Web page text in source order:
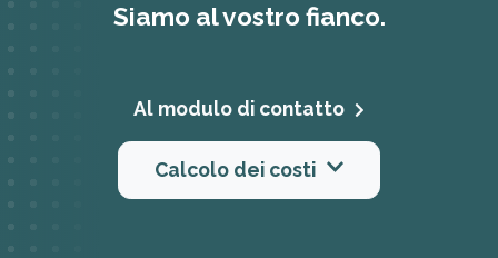
Siamo al vostro fianco.
Al modulo di contatto
Calcolo dei costi